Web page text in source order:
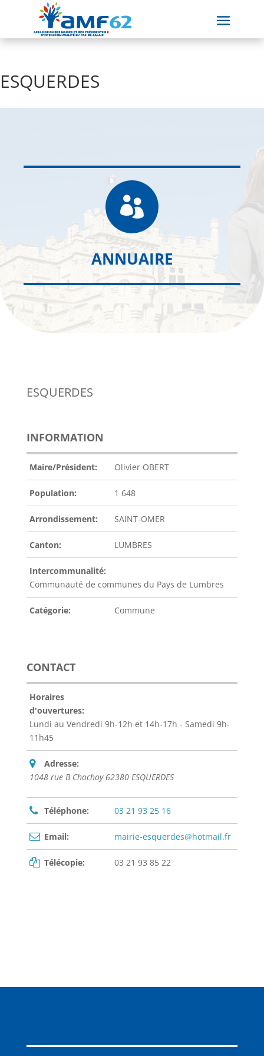
ESQUERDES

ANNUAIRE
ESQUERDES
INFORMATION
Maire/Président: Olivier OBERT
Population: 1 648
Arrondissement: SAINT-OMER
Canton: LUMBRES
Intercommunalité:
Communauté de communes du Pays de Lumbres
Catégorie: Commune
CONTACT
Horaires
d'ouvertures:
Lundi au Vendredi 9h-12h et 14h-17h - Samedi 9h-
11h45
Adresse:
1048 rue B Chochoy 62380 ESQUERDES
Téléphone: 03 21 93 25 16
Email: mairie-esquerdes@hotmail.fr
Télécopie: 03 21 93 85 22